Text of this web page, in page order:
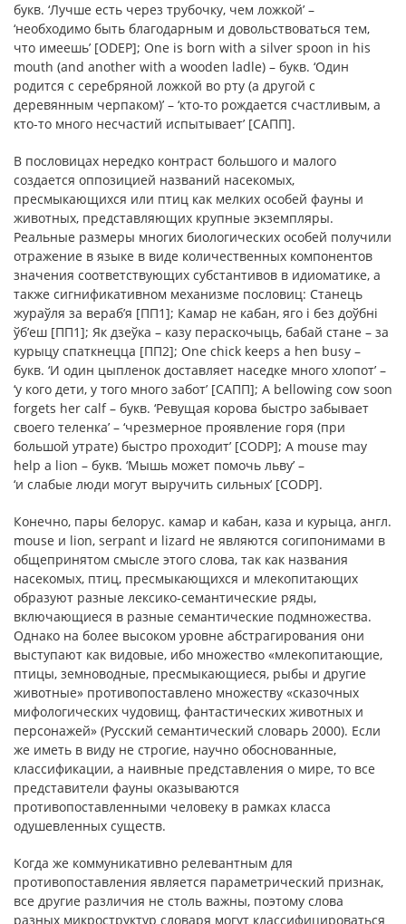
букв. ‘Лучше есть через трубочку, чем ложкой’ –
‘необходимо быть благодарным и довольствоваться тем,
что имеешь’ [ODEP]; One is born with a silver spoon in his
mouth (and another with a wooden ladle) – букв. ‘Один
родится с серебряной ложкой во рту (а другой с
деревянным черпаком)’ – ‘кто-то рождается счастливым, а
кто-то много несчастий испытывает’ [САПП].
В пословицах нередко контраст большого и малого
создается оппозицией названий насекомых,
пресмыкающихся или птиц как мелких особей фауны и
животных, представляющих крупные экземпляры.
Реальные размеры многих биологических особей получили
отражение в языке в виде количественных компонентов
значения соответствующих субстантивов в идиоматике, а
также сигнификативном механизме пословиц: Станець
жураўля за вераб’я [ПП1]; Камар не кабан, яго і без доўбні
ўб’еш [ПП1]; Як дзеўка – казу пераскочыць, бабай стане – за
курыцу спаткнецца [ПП2]; One chick keeps a hen busy –
букв. ‘И один цыпленок доставляет наседке много хлопот’ –
‘у кого дети, у того много забот’ [САПП]; A bellowing cow soon
forgets her calf – букв. ‘Ревущая корова быстро забывает
своего теленка’ – ‘чрезмерное проявление горя (при
большой утрате) быстро проходит’ [CODP]; A mouse may
help a lion – букв. ‘Мышь может помочь льву’ –
‘и слабые люди могут выручить сильных’ [CODP].
Конечно, пары белорус. камар и кабан, каза и курыца, англ.
mouse и lion, serpant и lizard не являются согипонимами в
общепринятом смысле этого слова, так как названия
насекомых, птиц, пресмыкающихся и млекопитающих
образуют разные лексико-семантические ряды,
включающиеся в разные семантические подмножества.
Однако на более высоком уровне абстрагирования они
выступают как видовые, ибо множество «млекопитающие,
птицы, земноводные, пресмыкающиеся, рыбы и другие
животные» противопоставлено множеству «сказочных
мифологических чудовищ, фантастических животных и
персонажей» (Русский семантический словарь 2000). Если
же иметь в виду не строгие, научно обоснованные,
классификации, а наивные представления о мире, то все
представители фауны оказываются
противопоставленными человеку в рамках класса
одушевленных существ.
Когда же коммуникативно релевантным для
противопоставления является параметрический признак,
все другие различия не столь важны, поэтому слова
разных микроструктур словаря могут классифицироваться